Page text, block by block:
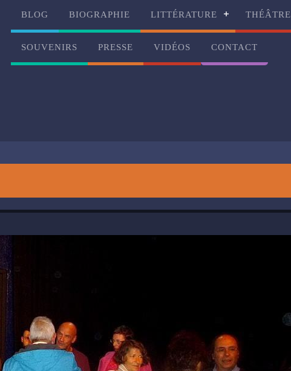
BLOG BIOGRAPHIE LITTÉRATURE THÉÂTRE
SOUVENIRS PRESSE VIDÉOS CONTACT